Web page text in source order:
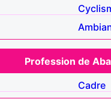
Profession de
Cadre